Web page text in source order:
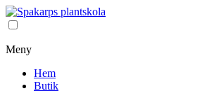
Meny
Hem
Butik